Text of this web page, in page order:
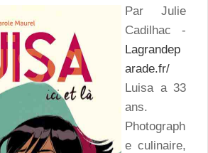
Par Julie
Cadilhac -
Lagrandep
arade.fr/
Luisa a 33
ans.
Photograph
e culinaire,